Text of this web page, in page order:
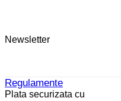
Newsletter
Regulamente
Plata securizata cu